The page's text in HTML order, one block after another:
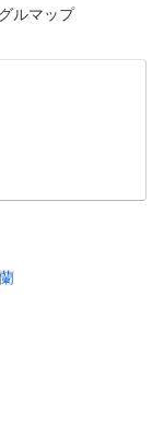
ルマップ